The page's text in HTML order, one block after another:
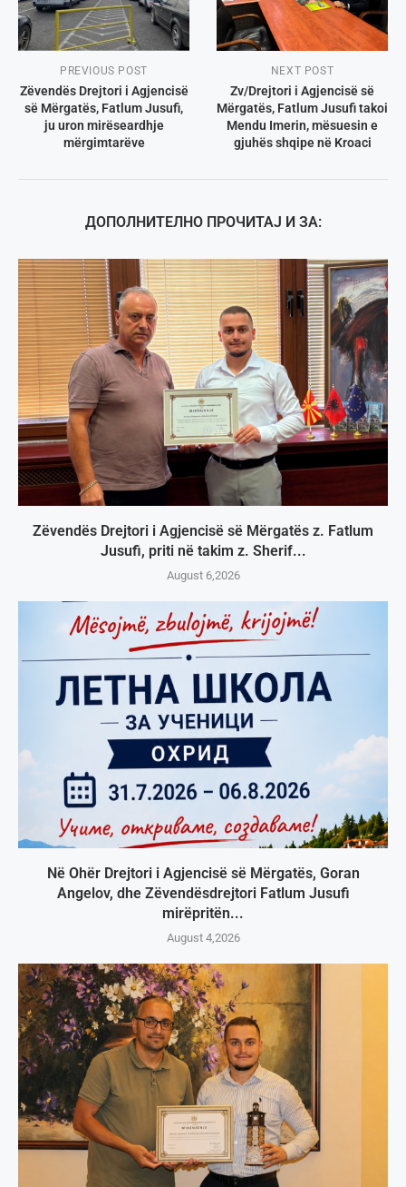
PREVIOUS POST
Zëvendës Drejtori i Agjencisë
së Mërgatës, Fatlum Jusufi,
ju uron mirëseardhje
mërgimtarëve
NEXT POST
Zv/Drejtori i Agjencisë së
Mërgatës, Fatlum Jusufi takoi
Mendu Imerin, mësuesin e
gjuhës shqipe në Kroaci
ДОПОЛНИТЕЛНО ПРОЧИТАЈ И ЗА:
Zëvendës Drejtori i Agjencisë së Mërgatës z. Fatlum
Jusufi, priti në takim z. Sherif...
August 6,2026
Në Ohër Drejtori i Agjencisë së Mërgatës, Goran
Angelov, dhe Zëvendësdrejtori Fatlum Jusufi
mirëpritën...
August 4,2026